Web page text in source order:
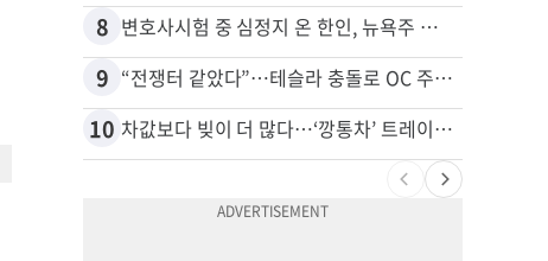
8 변호사시험 중 심정지 온 한인, 뉴욕주 제소
9 “전쟁터 같았다”…테슬라 충돌로 OC 주택 4채 파손
10 차값보다 빚이 더 많다…‘깡통차’ 트레이드인 급증